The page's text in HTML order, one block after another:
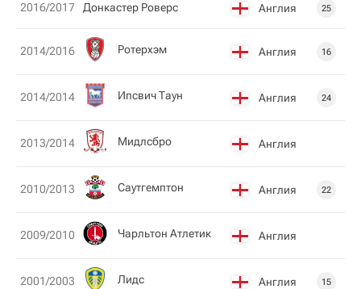
2016/2017 Донкастер Роверс Англия 25
2014/2016 Ротерхэм Англия 16
2014/2014 Ипсвич Таун Англия 24
2013/2014 Мидлсбро Англия
2010/2013 Саутгемптон Англия 22
2009/2010 Чарльтон Атлетик Англия
2001/2003 Лидс Англия 15